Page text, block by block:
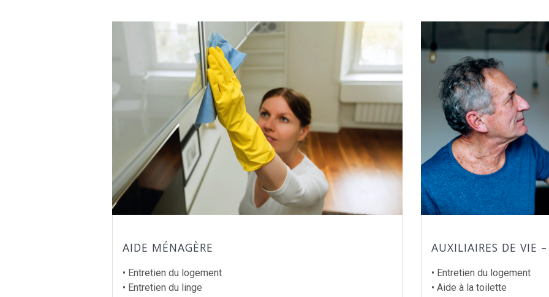
AIDE MÉNAGÈRE
• Entretien du logement
• Entretien du linge
AUXILIAIRES DE VIE
• Entretien du logement
• Aide à la toilette